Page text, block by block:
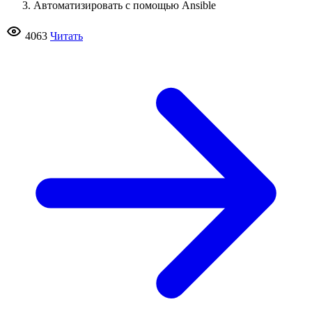
Автоматизировать с помощью Ansible
4063 Читать